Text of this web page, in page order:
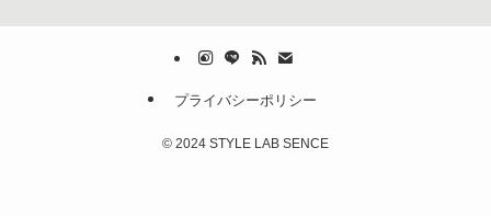
プライバシーポリシー
© 2024 STYLE LAB SENCE